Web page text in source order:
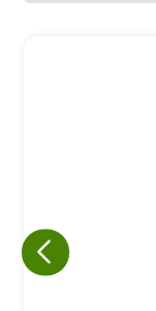
Eu
A nossa
sua
de